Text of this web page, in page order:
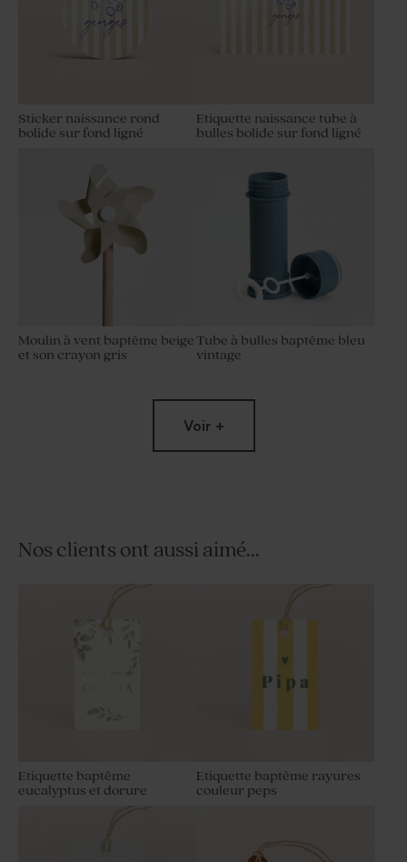
Sticker naissance rond
bolide sur fond ligné
Etiquette naissance tube à
bulles bolide sur fond ligné
Moulin à vent baptême beige
et son crayon gris
Tube à bulles baptême bleu
vintage
Contenant dragées baptême
Pochon tissu baptême 100%
Dragées baptême bleues 1 kg
Voir +
Nos clients ont aussi aimé...
Etiquette baptême
eucalyptus et dorure
Etiquette baptême rayures
couleur peps